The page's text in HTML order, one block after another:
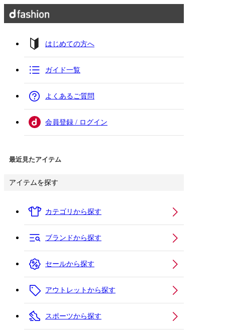
はじめての方へ
ガイド一覧
よくあるご質問
会員登録 / ログイン
最近見たアイテム
アイテムを探す
カテゴリから探す
ブランドから探す
セールから探す
アウトレットから探す
スポーツから探す